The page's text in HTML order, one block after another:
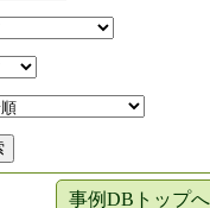
事例DBトップへ